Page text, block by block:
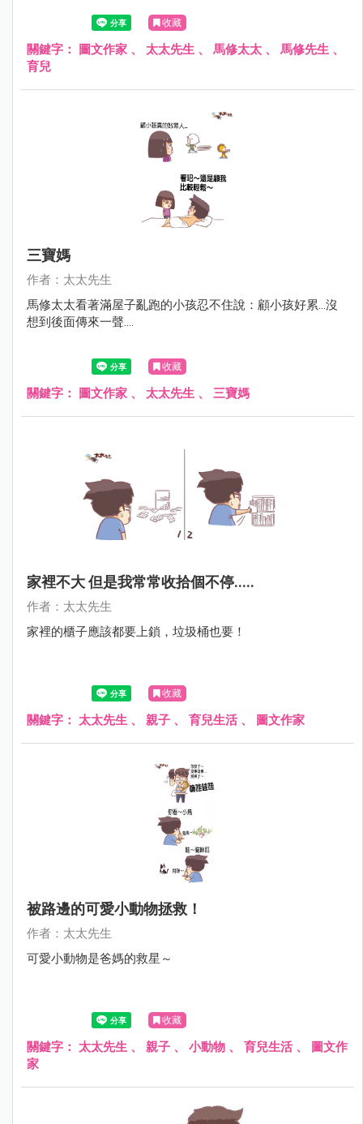
收藏
關鍵字： 圖文作家 、 太太先生 、 馬修太太 、 馬修先生 、
育兒
三寶媽
作者：太太先生
馬修太太看著滿屋子亂跑的小孩忍不住說：顧小孩好累...沒
想到後面傳來一聲....
收藏
關鍵字： 圖文作家 、 太太先生 、 三寶媽
家裡不大 但是我常常收拾個不停.....
作者：太太先生
家裡的櫃子應該都要上鎖，垃圾桶也要！
收藏
關鍵字： 太太先生 、 親子 、 育兒生活、 圖文作家
被路邊的可愛小動物拯救！
作者：太太先生
可愛小動物是爸媽的救星～
收藏
關鍵字： 太太先生 、 親子 、 小動物 、 育兒生活、
圖文作
家